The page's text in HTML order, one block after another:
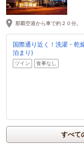
那覇空港から車で約２０分。
国際通り近く！洗濯・乾
泊まり)
ツイン 食事なし
すべて